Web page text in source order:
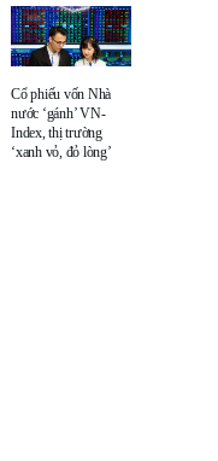
Cổ phiếu vốn Nhà
nước ‘gánh’ VN-
Index, thị trường
‘xanh vỏ, đỏ lòng’